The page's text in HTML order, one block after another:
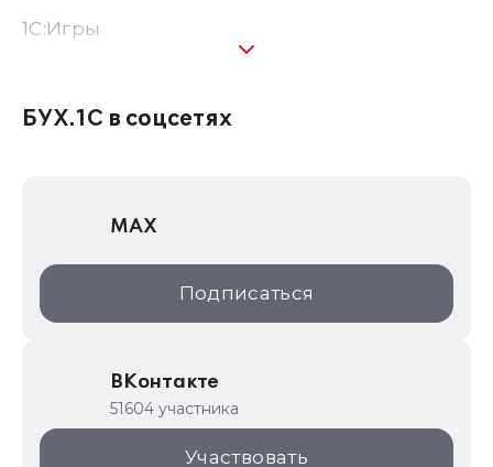
1C:Игры
1С:Консалтинг
1С:Дистрибьюция
1С:Образование
ИТС.1C.ru
1С для торговли
1С:Торговая площадка
БУХ.1С в соцсетях
MAX
Подписаться
ВКонтакте
51604 участника
Участвовать